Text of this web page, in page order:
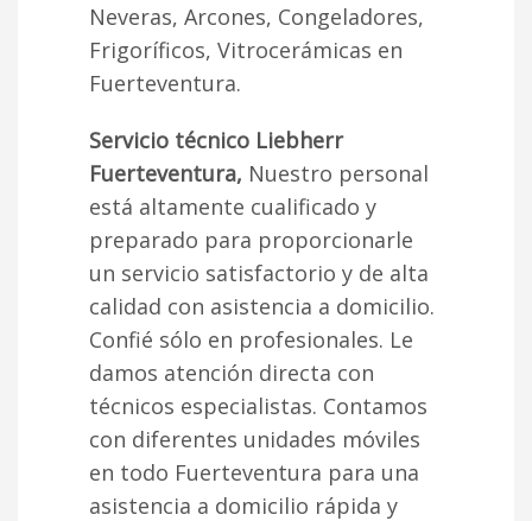
Neveras, Arcones, Congeladores,
Frigoríficos, Vitrocerámicas en
Fuerteventura.
Servicio técnico Liebherr
Fuerteventura, Nuestro personal
está altamente cualificado y
preparado para proporcionarle
un servicio satisfactorio y de alta
calidad con asistencia a domicilio.
Confié sólo en profesionales. Le
damos atención directa con
técnicos especialistas. Contamos
con diferentes unidades móviles
en todo Fuerteventura para una
asistencia a domicilio rápida y